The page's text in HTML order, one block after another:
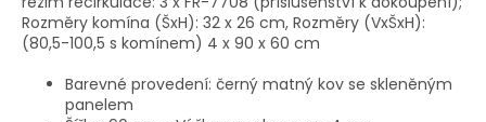
Rozměry komína (ŠxH): 32 x 26 cm, Rozměry (VxŠxH):
(80,5-100,5 s komínem) 4 x 90 x 60 cm
Barevné provedení: černý matný kov se skleněným
panelem